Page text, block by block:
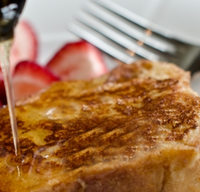
Семгой В Сливочном Соусе